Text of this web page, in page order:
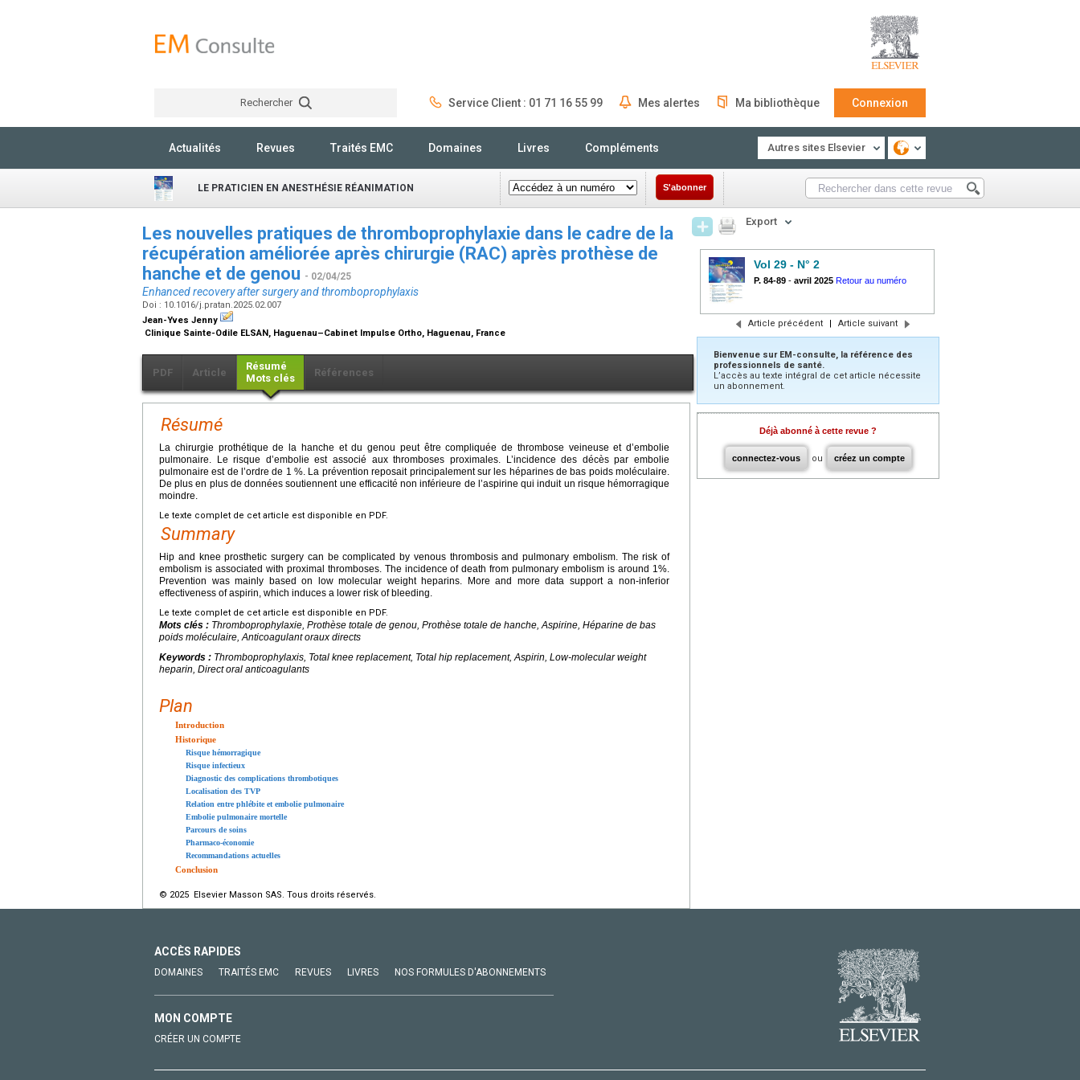
Rechercher Service Client : 01 71 16 55 99 Mes alertes Ma bibliothèque Connexion
Actualités Revues Traités EMC Domaines Livres Compléments Autres sites Elsevier
LE PRATICIEN EN ANESTHÉSIE RÉANIMATION S'abonner
Les nouvelles pratiques de thromboprophylaxie dans le cadre de la
récupération améliorée après chirurgie (RAC) après prothèse de
hanche et de genou - 02/04/25
Enhanced recovery after surgery and thromboprophylaxis
Doi : 10.1016/j.pratan.2025.02.007
Jean-Yves Jenny
Clinique Sainte-Odile ELSAN, Haguenau–Cabinet Impulse Ortho, Haguenau, France
PDF Article
Résumé
Mots clés
Références
Résumé
La chirurgie prothétique de la hanche et du genou peut être compliquée de thrombose veineuse et d’embolie
pulmonaire. Le risque d’embolie est associé aux thromboses proximales. L’incidence des décès par embolie
pulmonaire est de l’ordre de 1 %. La prévention reposait principalement sur les héparines de bas poids moléculaire.
De plus en plus de données soutiennent une efficacité non inférieure de l’aspirine qui induit un risque hémorragique
moindre.
Le texte complet de cet article est disponible en PDF.
Summary
Hip and knee prosthetic surgery can be complicated by venous thrombosis and pulmonary embolism. The risk of
embolism is associated with proximal thromboses. The incidence of death from pulmonary embolism is around 1%.
Prevention was mainly based on low molecular weight heparins. More and more data support a non-inferior
effectiveness of aspirin, which induces a lower risk of bleeding.
Le texte complet de cet article est disponible en PDF.
Mots clés : Thromboprophylaxie, Prothèse totale de genou, Prothèse totale de hanche, Aspirine, Héparine de bas
poids moléculaire, Anticoagulant oraux directs
Keywords : Thromboprophylaxis, Total knee replacement, Total hip replacement, Aspirin, Low-molecular weight
heparin, Direct oral anticoagulants
Plan
Introduction
Historique
Risque hémorragique
Risque infectieux
Diagnostic des complications thrombotiques
Localisation des TVP
Relation entre phlébite et embolie pulmonaire
Embolie pulmonaire mortelle
Parcours de soins
Pharmaco-économie
Recommandations actuelles
Conclusion
© 2025 Elsevier Masson SAS. Tous droits réservés.
Export
Vol 29 - N° 2
P. 84-89 - avril 2025 Retour au numéro
Article précédent | Article suivant
Bienvenue sur EM-consulte, la référence des
professionnels de santé.
L’accès au texte intégral de cet article nécessite
un abonnement.
Déjà abonné à cette revue ?
connectez-vous ou créez un compte
ACCÈS RAPIDES
DOMAINES TRAITÉS EMC REVUES LIVRES NOS FORMULES D'ABONNEMENTS
MON COMPTE
CRÉER UN COMPTE